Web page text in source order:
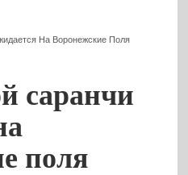
На Воронежские Поля
саранчи
поля